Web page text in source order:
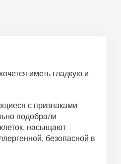
иметь гладкую и
с признаками
подобрали
насыщают
безопасной в